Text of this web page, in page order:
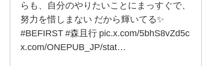
らも、自分のやりたいことにまっすぐで、
努力を惜しまない だから輝いてる✨
#BEFIRST #森且行 pic.x.com/5bhS8vZd5c
x.com/ONEPUB_JP/stat…